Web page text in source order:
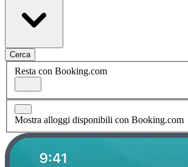
Cerca
Resta con Booking.com
Mostra alloggi disponibili con Booking.com